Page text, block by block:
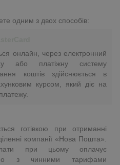
одним з двох способів:
онлайн, через електронний
або платіжну систему
коштів здійснюється в
курсом, який діє на
готівкою при отриманні
компанії «Нова Пошта».
при цьому оплачує
з чинними тарифами